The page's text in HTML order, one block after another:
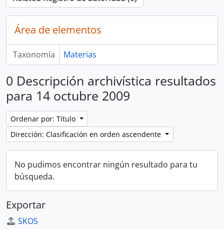
Área de elementos
Taxonomía Materias
0 Descripción archivística resultados
para 14 octubre 2009
Ordenar por: Título
Dirección: Clasificación en orden ascendente
No pudimos encontrar ningún resultado para tu
búsqueda.
Exportar
SKOS